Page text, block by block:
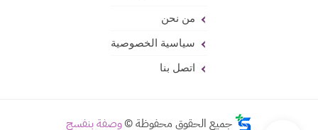
من نحن
سياسية الخصوصية
اتصل بنا
جميع الحقوق محفوظة ©وصفة بنفسج